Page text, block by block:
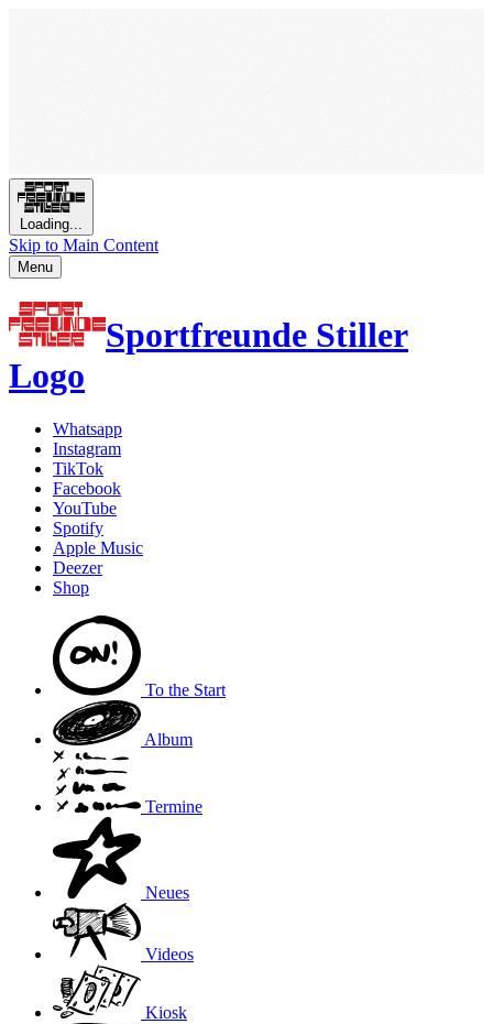
Loading...
Skip to Main Content
Menu
Sportfreunde Stiller
Logo
Whatsapp
Instagram
TikTok
Facebook
YouTube
Spotify
Apple Music
Deezer
Shop
To the Start
Album
Termine
Neues
Videos
Kiosk